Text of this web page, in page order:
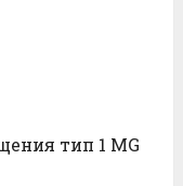
тип 1 MG